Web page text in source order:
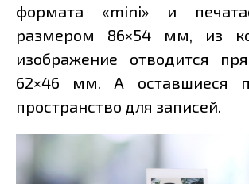
формата «mini» и
размером 86×54 мм, из
изображение отводится
62×46 мм. А оставшиеся
пространство для записей.